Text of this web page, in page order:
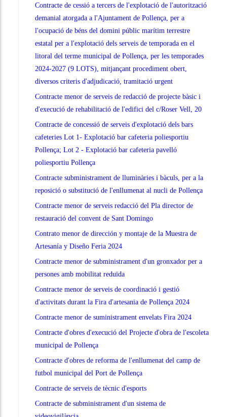
Contracte de cessió a tercers de l'explotació de l'autorització
demanial atorgada a l'Ajuntament de Pollença, per a
l'ocupació de béns del domini públic marítim terrestre
estatal per a l'explotació dels serveis de temporada en el
litoral del terme municipal de Pollença, per les temporades
2024-2027 (9 LOTS), mitjançant procediment obert,
diversos criteris d'adjudicació, tramitació urgent
Contracte menor de serveis de redacció de projecte bàsic i
d'execució de rehabilitació de l'edifici del c/Roser Vell, 20
Contracte de concessió de serveis d'explotació dels bars
cafeteries Lot 1- Explotació bar cafeteria poliesportiu
Pollença; Lot 2 - Explotació bar cafeteria pavelló
poliesportiu Pollença
Contracte subministrament de lluminàries i bàculs, per a la
reposició o substitució de l'enllumenat al nucli de Pollença
Contracte menor de serveis redacció del Pla director de
restauració del convent de Sant Domingo
Contrato menor de dirección y montaje de la Muestra de
Artesanía y Diseño Feria 2024
Contracte menor de subministrament d'un gronxador per a
persones amb mobilitat reduïda
Contracte menor de serveis de coordinació i gestió
d'activitats durant la Fira d'artesania de Pollença 2024
Contracte menor de suministrament envelats Fira 2024
Contracte d'obres d'execució del Projecte d'obra de l'escoleta
municipal de Pollença
Contracte d'obres de reforma de l'enllumenat del camp de
futbol municipal del Port de Pollença
Contracte de serveis de tècnic d'esports
Contracte de subministrament d'un sistema de